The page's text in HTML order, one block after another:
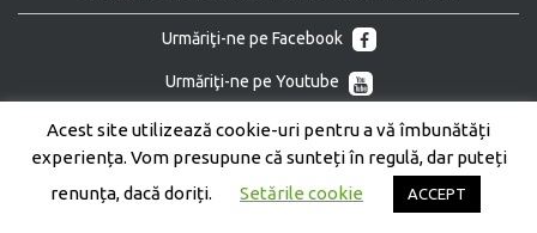
Urmăriţi-ne pe Facebook
Urmăriţi-ne pe Youtube
Acest site utilizează cookie-uri pentru a vă îmbunătăți
experiența. Vom presupune că sunteți în regulă, dar puteți
renunța, dacă doriți.
Setările cookie ACCEPT